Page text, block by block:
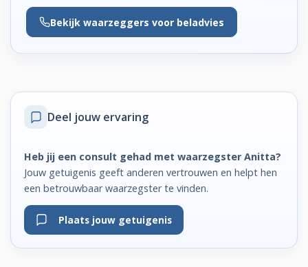
Bekijk waarzeggers voor beladvies
Deel jouw ervaring
Heb jij een consult gehad met waarzegster Anitta?
Jouw getuigenis geeft anderen vertrouwen en helpt hen
een betrouwbaar waarzegster te vinden.
Plaats jouw getuigenis